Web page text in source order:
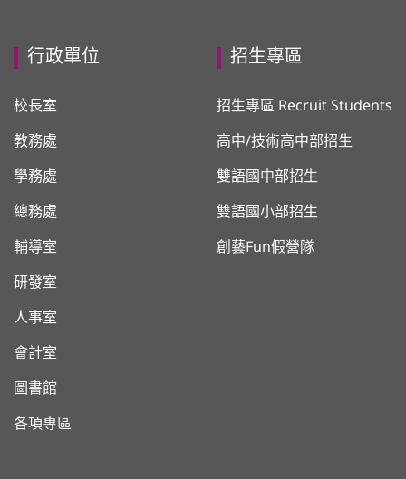
行政單位
校長室
教務處
學務處
總務處
輔導室
研發室
人事室
會計室
圖書館
各項專區
招生專區
招生專區 Recruit Students
高中/技術高中部招生
雙語國中部招生
雙語國小部招生
創藝Fun假營隊